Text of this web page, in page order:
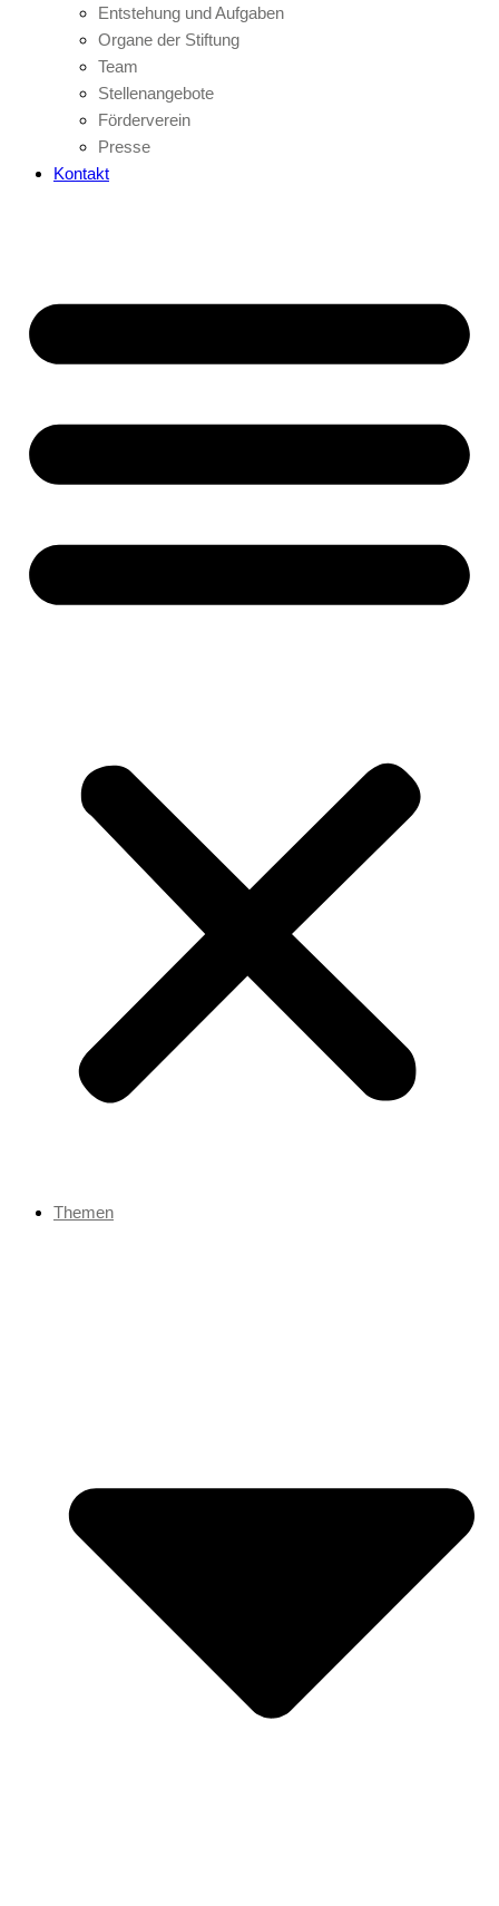
Entstehung und Aufgaben
Organe der Stiftung
Team
Stellenangebote
Förderverein
Presse
Kontakt
Themen